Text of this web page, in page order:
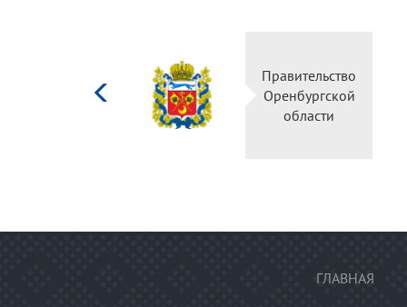
Министерство
культуры
Российской
федерации
ГЛАВНАЯ